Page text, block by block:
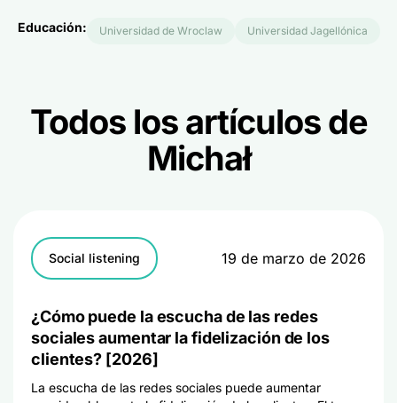
Educación: Universidad de Wroclaw Universidad Jagellónica
Todos los artículos de
Michał
Social listening 19 de marzo de 2026
¿Cómo puede la escucha de las redes
sociales aumentar la fidelización de los
clientes? [2026]
La escucha de las redes sociales puede aumentar